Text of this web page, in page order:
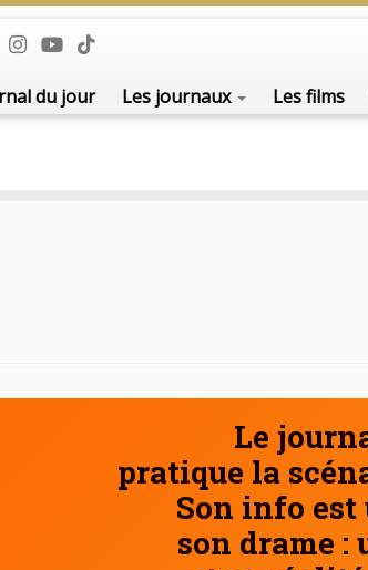
du jour Les journaux Les films
Le
pratique la
Son info
son drame